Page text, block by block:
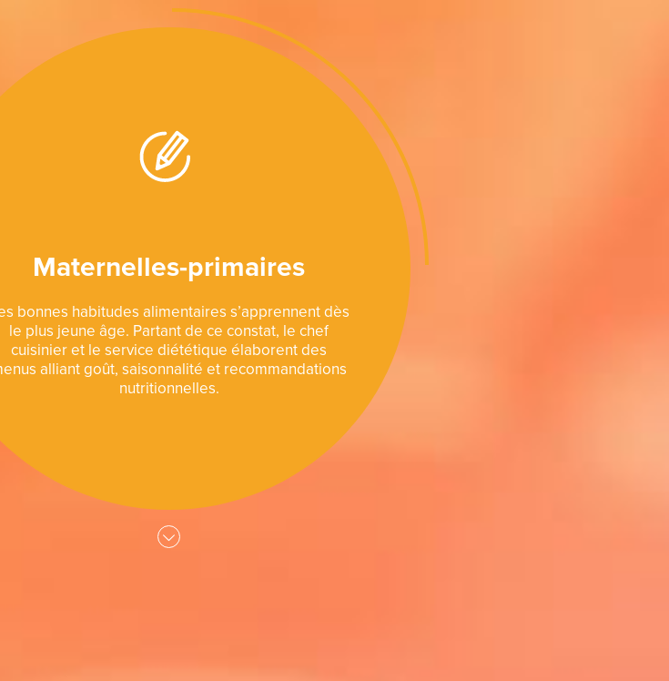
Maternelles-primaires
bonnes habitudes alimentaires s’apprennent dès
le plus jeune âge. Partant de ce constat, le chef
cuisinier et le service diététique élaborent des
alliant goût, saisonnalité et recommandations
nutritionnelles.